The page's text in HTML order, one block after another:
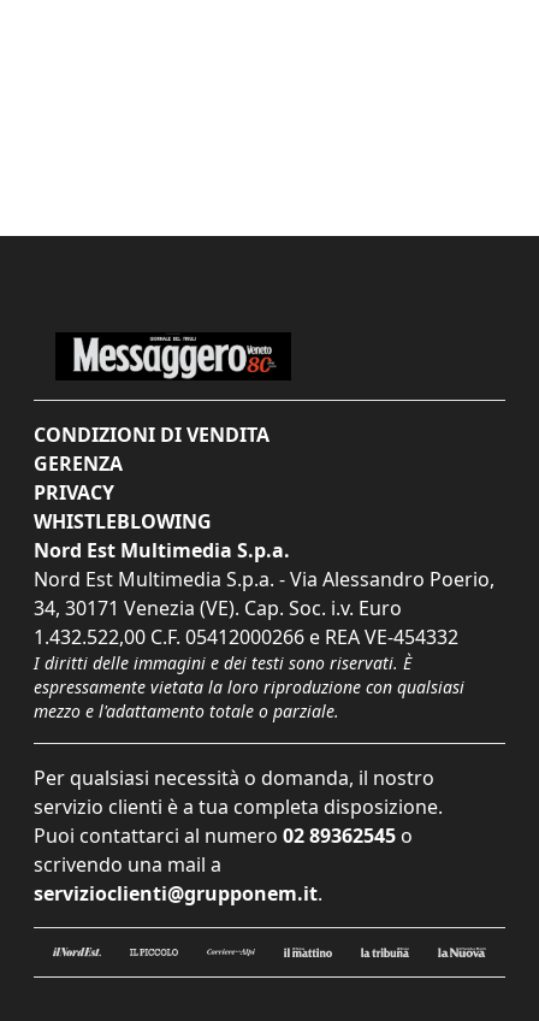
CONDIZIONI DI VENDITA
GERENZA
PRIVACY
WHISTLEBLOWING
Nord Est Multimedia S.p.a.
Nord Est Multimedia S.p.a. - Via Alessandro Poerio,
34, 30171 Venezia (VE). Cap. Soc. i.v. Euro
1.432.522,00 C.F. 05412000266 e REA VE-454332
I diritti delle immagini e dei testi sono riservati. È
espressamente vietata la loro riproduzione con qualsiasi
mezzo e l'adattamento totale o parziale.
Per qualsiasi necessità o domanda, il nostro
servizio clienti è a tua completa disposizione.
Puoi contattarci al numero 02 89362545 o
scrivendo una mail a
servizioclienti@grupponem.it.